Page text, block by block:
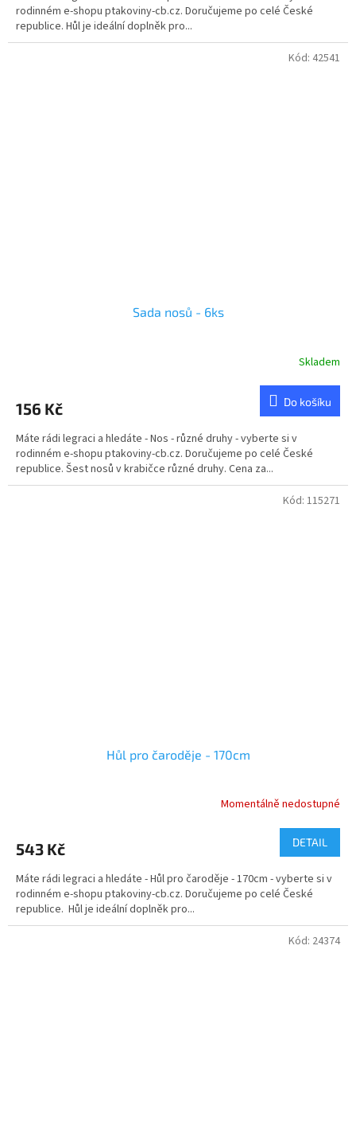
rodinném e-shopu ptakoviny-cb.cz. Doručujeme po celé České
republice. Hůl je ideální doplněk pro...
Sada nosů - 6ks
Skladem
156 Kč Do košíku
Máte rádi legraci a hledáte - Nos - různé druhy - vyberte si v
rodinném e-shopu ptakoviny-cb.cz. Doručujeme po celé České
republice. Šest nosů v krabičce různé druhy. Cena za...
Kód: 42541
Hůl pro čaroděje - 170cm
je
z
5
hvězdiček.
Momentálně nedostupné
543 Kč DETAIL
Máte rádi legraci a hledáte - Hůl pro čaroděje - 170cm - vyberte si v
rodinném e-shopu ptakoviny-cb.cz. Doručujeme po celé České
republice. Hůl je ideální doplněk pro...
Kód: 115271
Kód: 24374